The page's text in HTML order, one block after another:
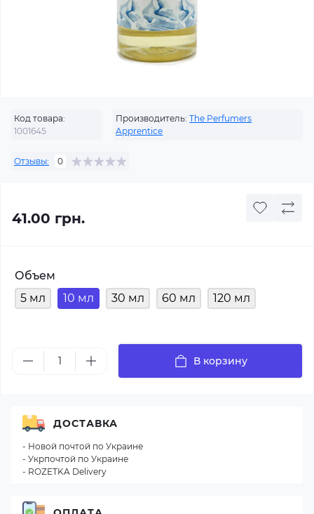
Код товара:
1001645
Производитель: The Perfumers
Apprentice
Отзывы: 0
41.00 грн.
Объем
5 мл
10 мл 30 мл 60 мл 120 мл
В корзину
ДОСТАВКА
- Новой почтой по Украине
- Укрпочтой по Украине
- ROZETKA Delivery